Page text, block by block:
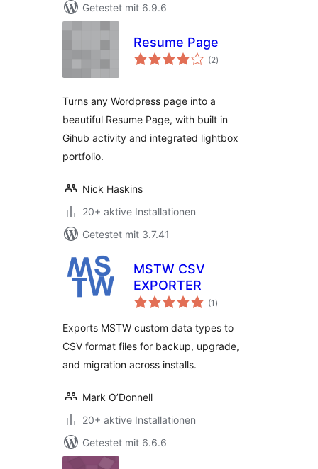
Getestet mit 6.9.6
Resume Page
(2Bewertungen
insgesamt
)
Turns any Wordpress page into a
beautiful Resume Page, with built in
Gihub activity and integrated lightbox
portfolio.
Nick Haskins
20+ aktive Installationen
Getestet mit 3.7.41
MSTW CSV
EXPORTER
(1 Bewertungen
insgesamt
)
Exports MSTW custom data types to
CSV format files for backup, upgrade,
and migration across installs.
Mark O’Donnell
20+ aktive Installationen
Getestet mit 6.6.6